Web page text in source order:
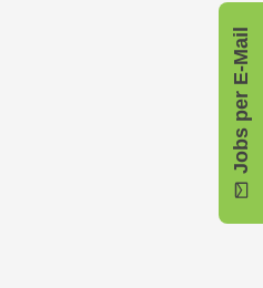
Jobs per E-Mail